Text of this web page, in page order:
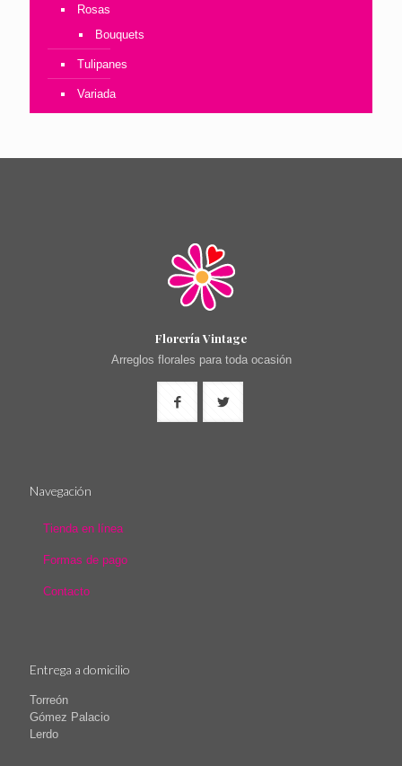
Rosas
Bouquets
Tulipanes
Variada
Florería Vintage
Arreglos florales para toda ocasión
Navegación
Tienda en línea
Formas de pago
Contacto
Entrega a domicilio
Torreón
Gómez Palacio
Lerdo